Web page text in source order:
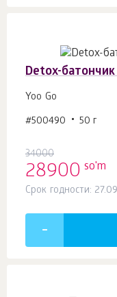
Detox-
Yoo Gо
#500490 50 г
34000
28900 so'm
Срок годности: